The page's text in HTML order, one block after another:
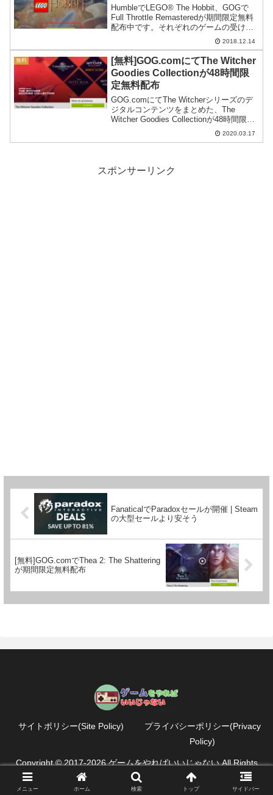
HumbleでLEGO® The Hobbit、GOGで
Full Throttle Remasteredが期間限定無料
配布中です。それぞれのゲームの受け取
り方を詳しく解説してみます。 2018.12.14
無料
[無料]GOG.comにてThe Witcher
Goodies Collectionが48時間限
定無料配布
GOG.comにてThe Witcherシリーズのデ
ジタルコンテンツをまとめた、The
Witcher Goodies Collectionが48時間限定
無料配布です。その受け取り方を紹介し
2020.03.17
スポンサーリンク
FanaticalでParadoxセールが開催 | Steam
の大型セールより安そう
[無料]GOG.comでThea 2: The Shattering
が期間限定無料配布
サイトポリシー(Site Policy)
プライバシーポリシー(Privacy
Policy)
Copyright © 2017-2026 ゲームをやればいいじゃない All Rights
Reserved.
メニュー ホーム 検索 トップ サイドバー